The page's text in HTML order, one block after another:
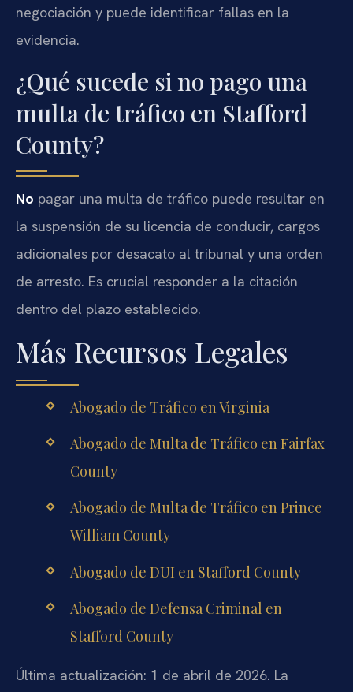
negociación y puede identificar fallas en la
evidencia.
¿Qué sucede si no pago una
multa de tráfico en Stafford
County?
No pagar una multa de tráfico puede resultar en
la suspensión de su licencia de conducir, cargos
adicionales por desacato al tribunal y una orden
de arresto. Es crucial responder a la citación
dentro del plazo establecido.
Más Recursos Legales
Abogado de Tráfico en Virginia
Abogado de Multa de Tráfico en Fairfax
County
Abogado de Multa de Tráfico en Prince
William County
Abogado de DUI en Stafford County
Abogado de Defensa Criminal en
Stafford County
Última actualización: 1 de abril de 2026. La